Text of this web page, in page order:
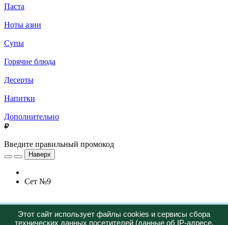
Паста
Ноты азии
Супы
Горячие блюда
Десерты
Напитки
Дополнительно
Введите правильный промокод
Наверх
Сет №9
Этот сайт использует файлы cookies и сервисы сбора
технических данных посетителей (данные об IP-адресе,